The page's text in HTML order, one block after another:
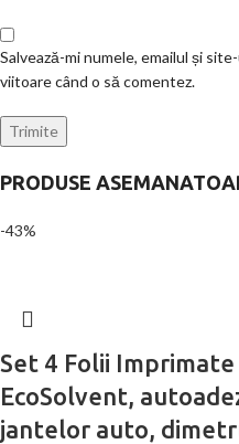
Salvează-mi numele, emailul și
viitoare când o să comentez.
PRODUSE
-43%
Set 4 Folii
EcoSolvent,
jantelor auto,